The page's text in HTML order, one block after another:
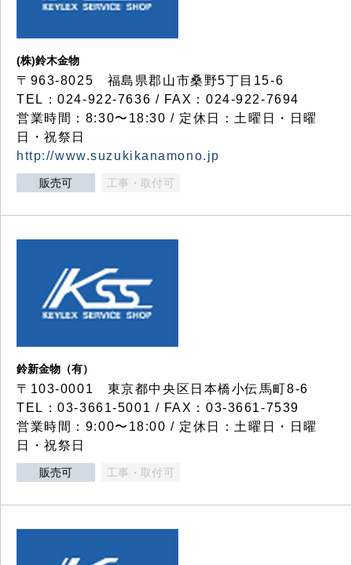
(株)鈴木金物
〒963-8025 福島県郡山市桑野5丁目15-6
TEL：024-922-7636 / FAX：024-922-7694
営業時間：8:30〜18:30 / 定休日：土曜日・日曜
日・祝祭日
http://www.suzukikanamono.jp
販売可 工事・取付可
鈴新金物（有）
〒103-0001 東京都中央区日本橋小伝馬町8-6
TEL：03-3661-5001 / FAX：03-3661-7539
営業時間：9:00〜18:00 / 定休日：土曜日・日曜
日・祝祭日
販売可 工事・取付可